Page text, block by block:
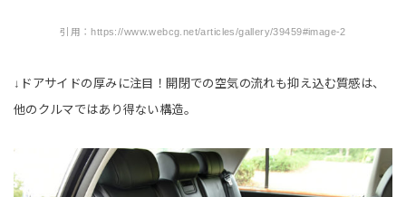
引用：https://www.webcg.net/articles/gallery/39459#image-2
↓ドアサイドの厚みに注目！開閉での空気の流れも抑え込む質感は、
他のクルマではあり得ない構造。